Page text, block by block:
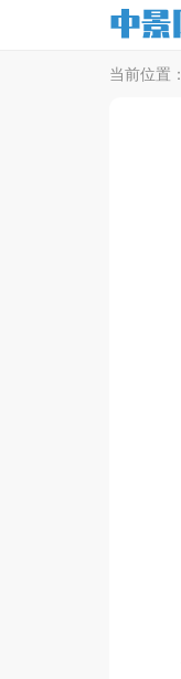
当前位置：